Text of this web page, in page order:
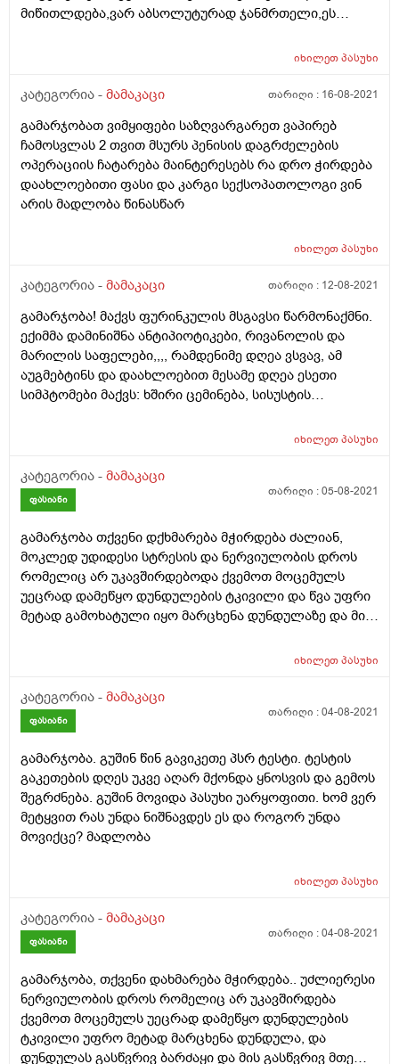
მიწითლდება,ვარ აბსოლუტურად ჯანმრთელი,ეს
იხილეთპასუხი
კატეგორია - მამაკაცი თარიღი : 16-08-2021
გამარჯობათ ვიმყიფები საზღვარგარეთ ვაპირებ
ჩამოსვლას 2 თვით მსურს პენისის დაგრძელების
ოპერაციის ჩატარება მაინტერესებს რა დრო ჭირდება
დაახლოებითი ფასი და კარგი სექსოპათოლოგი ვინ
არის მადლობა წინასწარ
იხილეთპასუხი
კატეგორია - მამაკაცი თარიღი : 12-08-2021
გამარჯობა! მაქვს ფურინკულის მსგავსი წარმონაქმნი.
ექიმმა დამინიშნა ანტიპიოტიკები, რივანოლის და
მარილის საფელები,,,, რამდენიმე დღეა ვსვავ, ამ
აუგმებტინს და დაახლოებით მესამე დღეა ესეთი
სიმპტომები მაქვს: ხშირი ცემინება, სისუსტის
რისი ბრალი შეიძლება იყოს ეს სიმპტომები
(საერთოდ არ ვარ ალერგიული აუგმენტინიც მიმიღია
აქამდე), თუ შესაძლებელია რაიმე ვირუსი მქონდეს?
მადლობა წინასწარ !!!
იხილეთპასუხი
კატეგორია - მამაკაცი
ფასიანი
თარიღი :05-08-2021
გამარჯობა თქვენი დქხმარება მჭირდება ძალიან,
მოკლედ უდიდესი სტრესის და ნერვიულობის დროს
რომელიც არ უკავშირდებოდა ქვემოთ მოცემულს
უეცრად დამეწყო დუნდულების ტკივილი და წვა უფრი
მეტად გამოხატული იყო მარცხენა დუნდულაზე და მის
შემდეგ ამ წვამ გაიარა და ნელა ნელა დაიწყო სხვა
მაქვს ძალიან ბევრი აირები დაგროვილი (არ აქვს
საკვებს მნიშვნელობა რაც არ უნდა ვჭამო) კუჭში
გასვლის დროს არ მტკივა არაფერი ჩვეულებრივ
გავდივარ მაგრამ როდესაც უნიტაზიდან ვდგები
მეწყება დუნდულასცდა ფეხის ტკივილი მარცხნივ,
მთელი დღის განმავლობაში მტკივა სანამ არ
დავწვები დასაძინებლად, ჩემი ვარაუდით თითქოს
ბარძაყის არეს ანუსის მხრიდან შიგნიდან გადაეცემა
შუადღის შემდეგ მეწყება დუნდულების ქვემოთ
ანუსთან ტკივილი, (მგონი შორისი ქვია) მიჭირს დგომა
და სიარული პროქტოლოგთან ვიყავი და მითხრა რომ
შიდა კვანძები მაქვს მაგრამ საოპერაციო არ ვაფ
და სანთლებს ვიკეთებდი. ასევე ნევროლოგთან ვიყავი
მეგონა ფეხების პრობლემა და ნემსებმა არ მიშველა
აქაც, ასევე მაქვს მენჯის სახსართან მღრღნელი ყრუ
ტკივილები და ზოგჯერ სახსრებიც ფეხებზე მტკივა და
იხილეთპასუხი
კატეგორია - მამაკაცი
ფასიანი
თარიღი :04-08-2021
გამარჯობა. გუშინ წინ გავიკეთე პსრ ტესტი. ტესტის
გაკეთების დღეს უკვე აღარ მქონდა ყნოსვის და გემოს
შეგრძნება. გუშინ მოვიდა პასუხი უარყოფითი. ხომ ვერ
მეტყვით რას უნდა ნიშნავდეს ეს და როგორ უნდა
მოვიქცე? მადლობა
იხილეთპასუხი
კატეგორია - მამაკაცი
ფასიანი
თარიღი :04-08-2021
გამარჯობა, თქვენი დახმარება მჭირდება.. უძლიერესი
ნერვიულობის დროს რომელიც არ უკავშირდება
ქვემოთ მოცემულს უეცრად დამეწყო დუნდულების
ტკივილი უფრო მეტად მარცხენა დუნდულა, და
დუნდულას გასწვრივ ბარძაყი და მის გასწვრივ მთელი